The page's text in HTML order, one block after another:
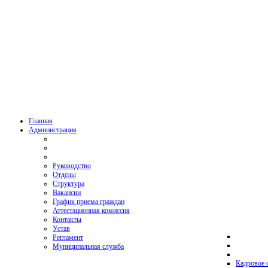
Главная
Администрация
Руководство
Отделы
Структура
Вакансии
График приема граждан
Аттестационная комиссия
Контакты
Устав
Регламент
Муниципальная служба
Кадровое